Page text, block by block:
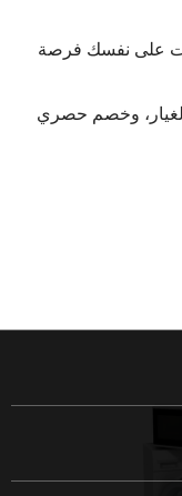
على نفسك فرصة
وخصم حصري